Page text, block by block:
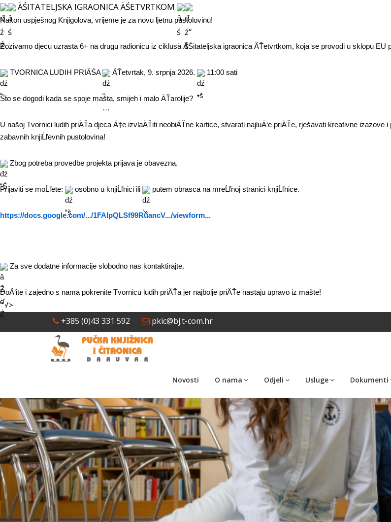
ÄŚITATELJSKA IGRAONICA ÄŚETVRTKOM
Nakon uspješnog Knjigolova, vrijeme je za novu ljetnu pustolovinu!
Pozivamo djecu uzrasta 6+ na drugu radionicu iz ciklusa ÄŚitateljska igraonica ÄŤetvrtkom, koja se provodi u sklopu EU
TVORNICA LUDIH PRIÄŚA ÄŤetvrtak, 9. srpnja 2026. 11:00 sati
Što se dogodi kada se spoje mašta, smijeh i malo ÄŤarolije?
U našoj Tvornici ludih priÄŤa djeca Ä‡e izvlaÄŤiti neobiÄŤne kartice, stvarati najluÄ‘e priÄŤe, rješavati kreativne
zabavnih knjiĹľevnih pustolovina!
Zbog potreba provedbe projekta prijava je obavezna.
Prijaviti se moĹľete: osobno u knjiĹľnici ili putem obrasca na mreĹľnoj stranici knjiĹľnice.
https://docs.google.com/.../1FAIpQLSf99RuancV.../viewform...
Za sve dodatne informacije slobodno nas kontaktirajte.
DoÄ‘ite i zajedno s nama pokrenite Tvornicu ludih priÄŤa jer najbolje priÄŤe nastaju upravo iz mašte!
" />
+385 (0)43 331 592 pkic@bj.t-com.hr
Novosti O nama Odjeli Usluge Dokumenti